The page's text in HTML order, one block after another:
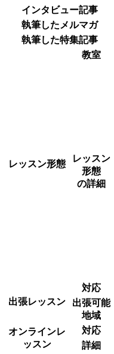
インタビュー記事
執筆したメルマガ
執筆した特集記事
レッスン形態
教室
レッスン
形態
の詳細
出張レッスン
対応
出張可能
地域
オンラインレ
ッスン
対応
詳細